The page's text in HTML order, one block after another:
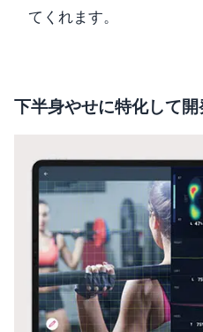
てくれます。
下半身やせに特化して